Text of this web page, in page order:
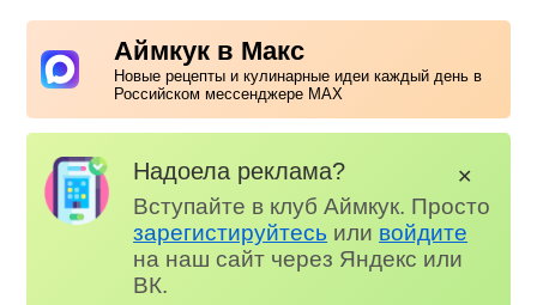
Аймкук в Макс
Новые рецепты и кулинарные идеи каждый день в
Российском мессенджере MAX
Надоела реклама?
Вступайте в клуб Аймкук. Просто
зарегистируйтесь или войдите
на наш сайт через Яндекс или
ВК.
✕